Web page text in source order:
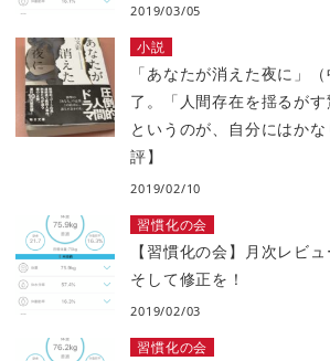
2019/03/05
小説
「あなたが消えた夜に」
了。「人間存在を揺るがす
というのが、自分にはか
評】
2019/02/10
習慣化の会
【習慣化の会】月次レビ
そして修正を！
2019/02/03
習慣化の会